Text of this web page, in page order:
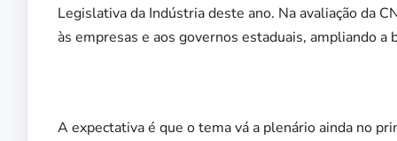
Legislativa da Indústria deste ano. Na avaliação da
às empresas e aos governos estaduais, ampliando a
A expectativa é que o tema vá a plenário ainda no